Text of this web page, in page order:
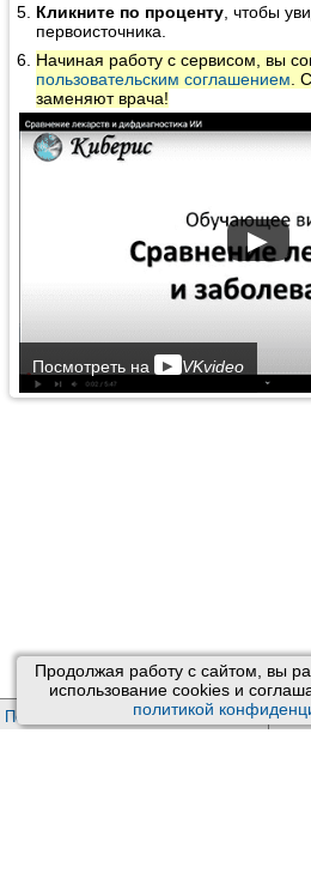
Продолжая работу с сайтом, вы
использование сookies и
политикой
Кликните по проценту , чтобы
первоисточника.
Начиная работу с сервисом, вы
пользовательским соглашением .
заменяют врача!
▶
Посмотреть на ▶ VKvideo
Пользовательское соглашение